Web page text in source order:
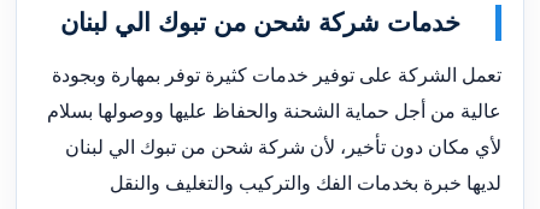
خدمات شركة شحن من تبوك الي لبنان
تعمل الشركة على توفير خدمات كثيرة توفر بمهارة وبجودة
عالية من أجل حماية الشحنة والحفاظ عليها ووصولها بسلام
لأي مكان دون تأخير، لأن شركة شحن من تبوك الي لبنان
لديها خبرة بخدمات الفك والتركيب والتغليف والنقل